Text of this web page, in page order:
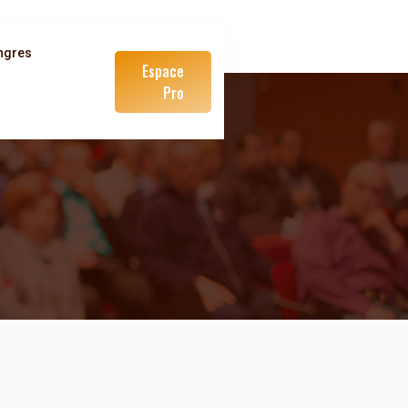
Espace
Pro